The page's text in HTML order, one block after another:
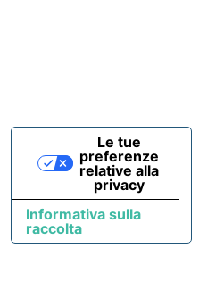
Informativa sulla
raccolta
Le tue
preferenze
relative alla
privacy